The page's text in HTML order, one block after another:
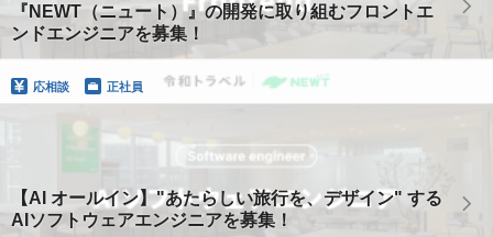
『NEWT（ニュート）』の開発に取り組むフロントエ
ンドエンジニアを募集！
応相談 正社員
【AI オールイン】"あたらしい旅行を、デザイン" する
AIソフトウェアエンジニアを募集！